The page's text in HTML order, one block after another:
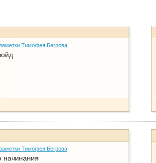
Тимофея Бегрова
Тимофея Бегрова
начинания